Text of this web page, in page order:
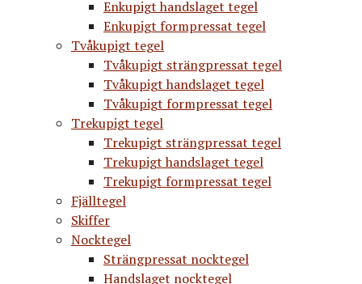
Enkupigt handslaget tegel
Enkupigt formpressat tegel
Tvåkupigt tegel
Tvåkupigt strängpressat tegel
Tvåkupigt handslaget tegel
Tvåkupigt formpressat tegel
Trekupigt tegel
Trekupigt strängpressat tegel
Trekupigt handslaget tegel
Trekupigt formpressat tegel
Fjälltegel
Skiffer
Nocktegel
Strängpressat nocktegel
Handslaget nocktegel